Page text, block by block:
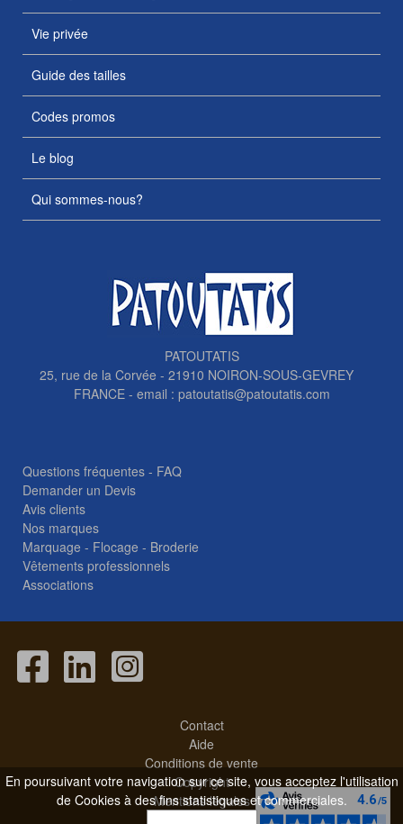
Vie privée
Guide des tailles
Codes promos
Le blog
Qui sommes-nous?
PATOUTATIS
25, rue de la Corvée - 21910 NOIRON-SOUS-GEVREY
FRANCE - email : patoutatis@patoutatis.com
Questions fréquentes - FAQ
Demander un Devis
Avis clients
Nos marques
Marquage - Flocage - Broderie
Vêtements professionnels
Associations
Contact
Aide
Conditions de vente
Copyright
Mentions légales
En poursuivant votre navigation sur ce site, vous acceptez l'utilisation
de Cookies à des fins statistiques et commerciales.